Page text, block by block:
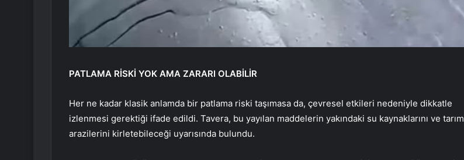
PATLAMA RİSKİ YOK AMA ZARARI OLABİLİR
Her ne kadar klasik anlamda bir patlama riski taşımasa da, çevresel etkileri nedeniyle dikkatle
izlenmesi gerektiği ifade edildi. Tavera, bu yayılan maddelerin yakındaki su kaynaklarını ve tarım
arazilerini kirletebileceği uyarısında bulundu.